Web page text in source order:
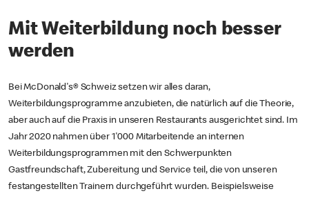
Mit Weiterbildung noch besser
werden
Bei McDonald's® Schweiz setzen wir alles daran,
Weiterbildungsprogramme anzubieten, die natürlich auf die Theorie,
aber auch auf die Praxis in unseren Restaurants ausgerichtet sind. Im
Jahr 2020 nahmen über 1'000 Mitarbeitende an internen
Weiterbildungsprogrammen mit den Schwerpunkten
Gastfreundschaft, Zubereitung und Service teil, die von unseren
festangestellten Trainern durchgeführt wurden. Beispielsweise